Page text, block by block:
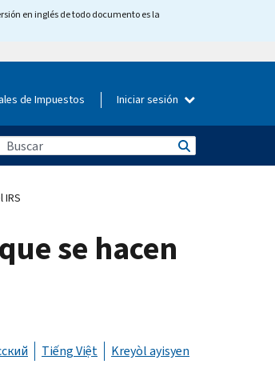
en inglés de todo documento es la
de Impuestos Iniciar sesión
se hacen
Tiếng Việt Kreyòl ayisyen